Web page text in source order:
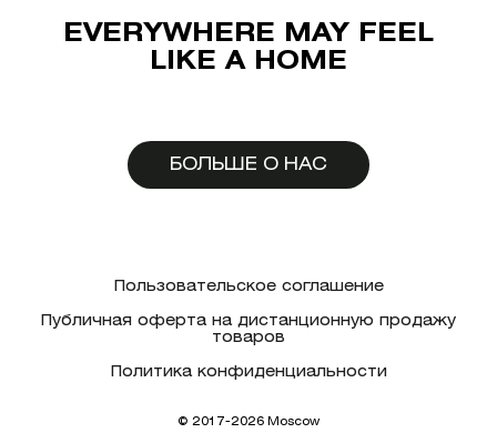
EVERYWHERE MAY FEEL
LIKE A HOME
БОЛЬШЕ О НАС
Пользовательское соглашение
Публичная оферта на дистанционную продажу
товаров
Политика конфиденциальности
© 2017-2026 Moscow